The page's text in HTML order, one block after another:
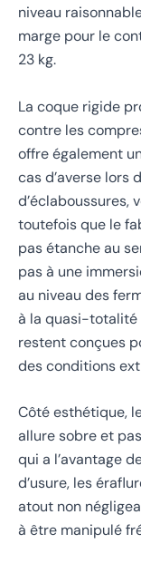
niveau
marge pour le
23 kg.
La coque rigide
contre les
offre également
cas d’averse lors
d’éclaboussures,
toutefois que le
pas étanche au
pas à une
au niveau des
à la quasi-totalité
restent conçues
des conditions
Côté esthétique,
allure sobre et
qui a l’avantage
d’usure, les
atout non
à être manipulé